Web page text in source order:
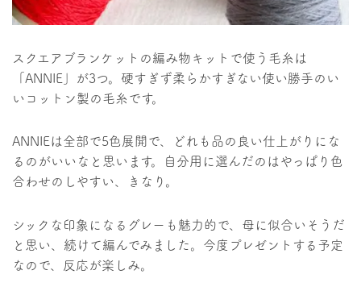
スクエアブランケットの編み物キットで使う毛糸は
「ANNIE」が3つ。硬すぎず柔らかすぎない使い勝手のい
いコットン製の毛糸です。
ANNIEは全部で5色展開で、どれも品の良い仕上がりにな
るのがいいなと思います。自分用に選んだのはやっぱり色
合わせのしやすい、きなり。
シックな印象になるグレーも魅力的で、母に似合いそうだ
と思い、続けて編んでみました。今度プレゼントする予定
なので、反応が楽しみ。